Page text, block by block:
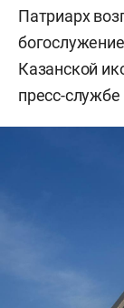
Патриарх
богослужение
Казанской
пресс-службе